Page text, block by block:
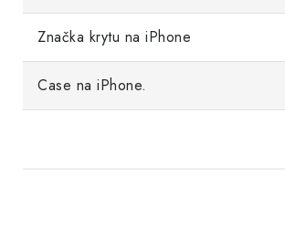
Značka krytu na iPhone
Case na iPhone.